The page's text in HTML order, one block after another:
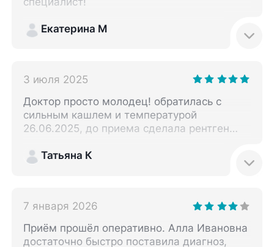
Екатерина М
3 июля 2025
Доктор просто молодец! обратилась с
сильным кашлем и температурой
26.06.2025, до приема сделала рентген
стала меня слушать со всех сторон очень
лечение. 28.06. приехала сделать КТ
легких и у меня обнаружили
левостороннюю пневмонию с
Татьяна К
7 января 2026
Приём прошёл оперативно. Алла Ивановна
достаточно быстро поставила диагноз,